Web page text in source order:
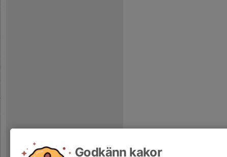
Godkänn kakor